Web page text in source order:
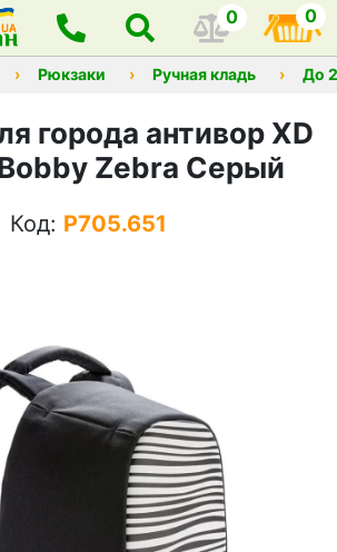
0 0
Рюкзаки Ручная кладь До
города антивор XD
Zebra Серый
Код: P705.651